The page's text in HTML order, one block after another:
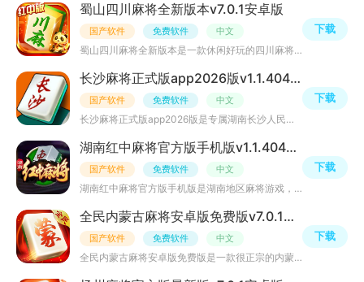
蜀山四川麻将全新版本v7.0.1安卓版
国产软件 免费软件 中文
蜀山四川麻将全新版本是一款休闲好玩的四川麻将手游，血流血战换三张，红中麻将，地道广东麻将，推倒胡等地
下载
长沙麻将正式版app2026版v1.1.404升级版
国产软件 免费软件 中文
长沙麻将正式版app2026版是专属湖南长沙人民的手机麻将游戏，采用长沙麻将 特色玩法规则，核心玩法围绕“开
下载
湖南红中麻将官方版手机版v1.1.404安卓版
国产软件 免费软件 中文
湖南红中麻将官方版手机版是湖南地区麻将游戏，作为目前风靡全球的一款娱乐活动，麻将可谓家喻户晓，玩法上
下载
全民内蒙古麻将安卓版免费版v7.0.1更新版
国产软件 免费软件 中文
全民内蒙古麻将安卓版免费版是一款很正宗的内蒙地方麻将游戏，玩法正宗，网罗了本地各种趣味玩法，支持万人
下载